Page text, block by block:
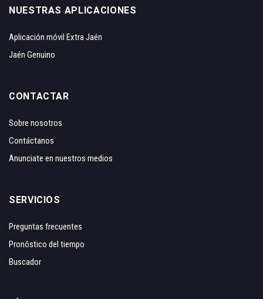
NUESTRAS APLICACIONES
Aplicación móvil Extra Jaén
Jaén Genuino
CONTACTAR
Sobre nosotros
Contáctanos
Anunciate en nuestros medios
SERVICIOS
Preguntas frecuentes
Pronóstico del tiempo
Buscador